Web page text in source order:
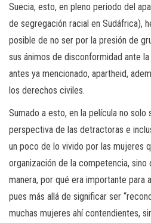
Suecia, esto, en pleno periodo del
de segregación racial en Sudáfrica),
posible de no ser por la presión de
sus ánimos de disconformidad ante
antes ya mencionado, apartheid,
los derechos civiles.
Sumado a esto, en la película no solo
perspectiva de las detractoras e
un poco de lo vivido por las mujeres
organización de la competencia, sino
manera, por qué era importante para
pues más allá de significar ser
muchas mujeres ahí contendientes,